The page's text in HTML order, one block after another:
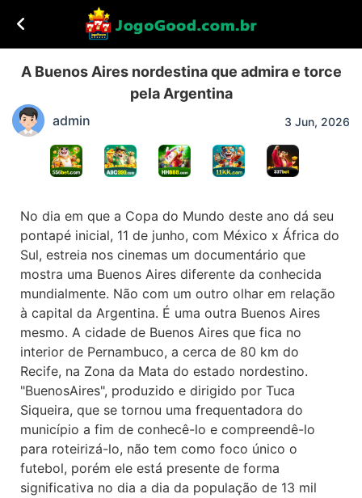
A Buenos Aires nordestina que admira e torce
pela Argentina
admin 3 Jun, 2026
No dia em que a Copa do Mundo deste ano dá seu
pontapé inicial, 11 de junho, com México x África do
Sul, estreia nos cinemas um documentário que
mostra uma Buenos Aires diferente da conhecida
mundialmente. Não com um outro olhar em relação
à capital da Argentina. É uma outra Buenos Aires
mesmo. A cidade de Buenos Aires que fica no
interior de Pernambuco, a cerca de 80 km do
Recife, na Zona da Mata do estado nordestino.
"BuenosAires", produzido e dirigido por Tuca
Siqueira, que se tornou uma frequentadora do
município a fim de conhecê-lo e compreendê-lo
para roteirizá-lo, não tem como foco único o
futebol, porém ele está presente de forma
significativa no dia a dia da população de 13 mil